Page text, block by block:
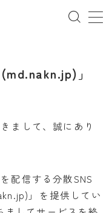
」
まして、誠にあり
配信する分散SNS
」を提供してい